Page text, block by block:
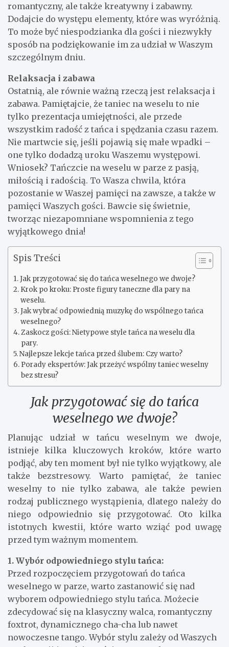
romantyczny, ale także kreatywny i zabawny.
Dodajcie do występu elementy, które was wyróżnią.
To może być niespodzianka dla gości i niezwykły
sposób na podziękowanie im za udział w Waszym
szczególnym dniu.
Relaksacja i zabawa
Ostatnią, ale równie ważną rzeczą jest relaksacja i
zabawa. Pamiętajcie, że taniec na weselu to nie
tylko prezentacja umiejętności, ale przede
wszystkim radość z tańca i spędzania czasu razem.
Nie martwcie się, jeśli pojawią się małe wpadki –
one tylko dodadzą uroku Waszemu występowi.
Wniosek? Tańczcie na weselu w parze z pasją,
miłością i radością. To Wasza chwila, która
pozostanie w Waszej pamięci na zawsze, a także w
pamięci Waszych gości. Bawcie się świetnie,
tworząc niezapomniane wspomnienia z tego
wyjątkowego dnia!
Spis Treści
Jak przygotować się do tańca weselnego we dwoje?
Krok po kroku: Proste figury taneczne dla pary na
weselu.
Jak wybrać odpowiednią muzykę do wspólnego tańca
weselnego?
Zaskocz gości: Nietypowe style tańca na weselu dla
pary.
Najlepsze lekcje tańca przed ślubem: Czy warto?
Porady ekspertów: Jak przeżyć wspólny taniec weselny
bez stresu?
Jak przygotować się do tańca
weselnego we dwoje?
Planując udział w tańcu weselnym we dwoje,
istnieje kilka kluczowych kroków, które warto
podjąć, aby ten moment był nie tylko wyjątkowy, ale
także bezstresowy. Warto pamiętać, że taniec
weselny to nie tylko zabawa, ale także pewien
rodzaj publicznego wystąpienia, dlatego należy do
niego odpowiednio się przygotować. Oto kilka
istotnych kwestii, które warto wziąć pod uwagę
przed tym ważnym momentem.
1. Wybór odpowiedniego stylu tańca:
Przed rozpoczęciem przygotowań do tańca
weselnego w parze, warto zastanowić się nad
wyborem odpowiedniego stylu tańca. Możecie
zdecydować się na klasyczny walca, romantyczny
foxtrot, dynamicznego cha-cha lub nawet
nowoczesne tango. Wybór stylu zależy od Waszych